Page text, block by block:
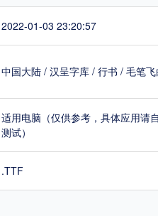
2022-01-03 23:20:57
中国大陆 / 汉呈字库 / 行书 / 毛笔
适用电脑（仅供参考，具体应用请
测试）
.TTF